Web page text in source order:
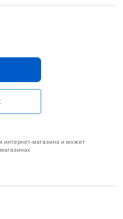
интернет-магазина и может